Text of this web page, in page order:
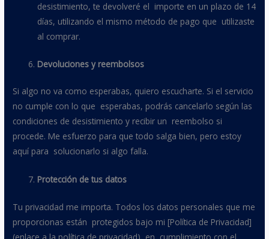
desistimiento, te devolveré el importe en un plazo de 14
días, utilizando el mismo método de pago que utilizaste
al comprar.
Devoluciones y reembolsos
Si algo no va como esperabas, quiero escucharte. Si el servicio
no cumple con lo que esperabas, podrás cancelarlo según las
condiciones de desistimiento y recibir un reembolso si
procede. Me esfuerzo para que todo salga bien, pero estoy
aquí para solucionarlo si algo falla.
Protección de tus datos
Tu privacidad me importa. Todos los datos personales que me
proporcionas están protegidos bajo mi [Política de Privacidad]
(enlace a la política de privacidad), en cumplimiento con el